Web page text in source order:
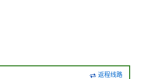
返程线路